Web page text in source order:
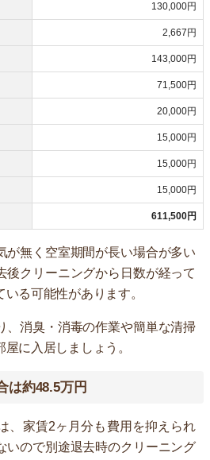
130,000円
2,667円
143,000円
71,500円
20,000円
15,000円
15,000円
15,000円
611,500円
が無く空室期間が長い場合が多い
後クリーニングから日数が経って
る可能性があります。
、消臭・消毒の作業や簡単な清掃
に入居しましょう。
は約48.5万円
、家賃2ヶ月分も費用を抑えられ
いので別途退去時のクリーニング